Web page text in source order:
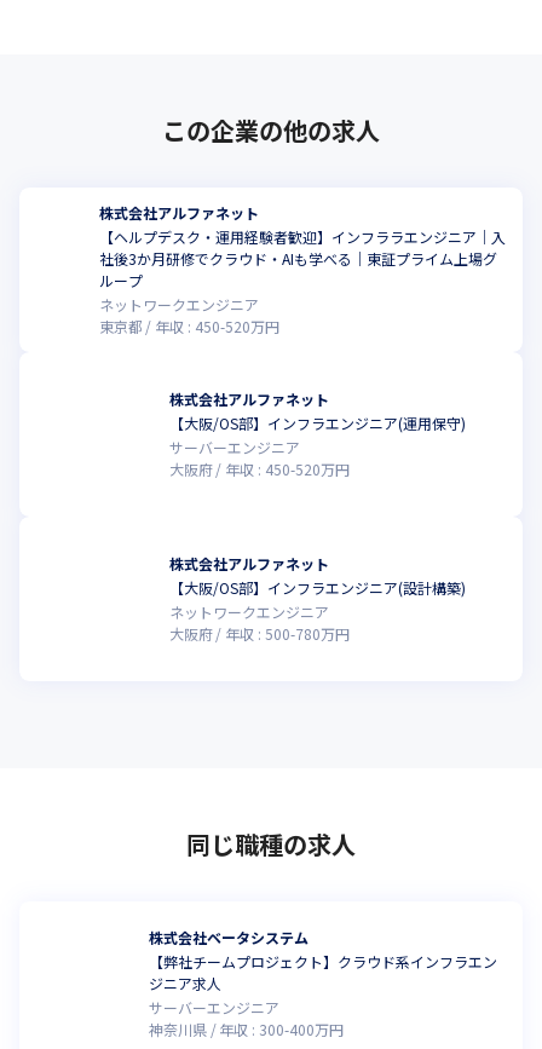
この企業の他の求人
株式会社アルファネット
【ヘルプデスク・運用経験者歓迎】インフララエンジニア｜入
社後3か月研修でクラウド・AIも学べる｜東証プライム上場グ
ループ
ネットワークエンジニア
東京都
年収 : 450-520万円
株式会社アルファネット
【大阪/OS部】インフラエンジニア(運用保守)
サーバーエンジニア
大阪府
年収 : 450-520万円
株式会社アルファネット
【大阪/OS部】インフラエンジニア(設計構築)
ネットワークエンジニア
大阪府
年収 : 500-780万円
同じ職種の求人
株式会社ベータシステム
【弊社チームプロジェクト】クラウド系インフラエン
ジニア求人
サーバーエンジニア
神奈川県
年収 : 300-400万円